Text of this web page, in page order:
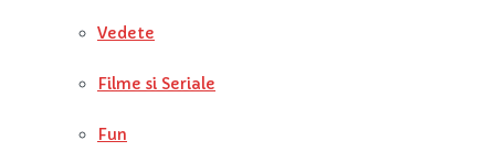
Vedete
Filme si Seriale
Fun